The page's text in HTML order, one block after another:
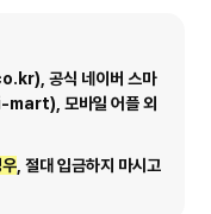
공식 네이버 스마
모바일 어플 외
, 절대 입금하지 마시고